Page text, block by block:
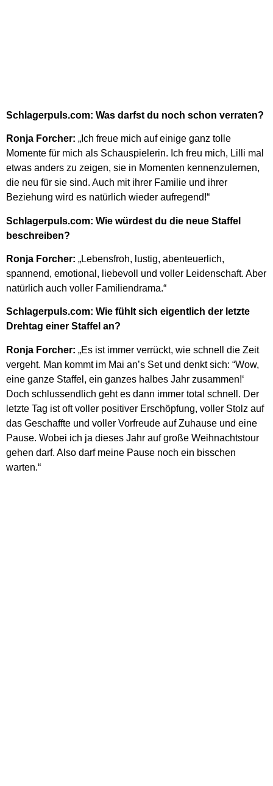
Schlagerpuls.com: Was darfst du noch schon verraten?
Ronja Forcher: „Ich freue mich auf einige ganz tolle
Momente für mich als Schauspielerin. Ich freu mich, Lilli mal
etwas anders zu zeigen, sie in Momenten kennenzulernen,
die neu für sie sind. Auch mit ihrer Familie und ihrer
Beziehung wird es natürlich wieder aufregend!“
Schlagerpuls.com: Wie würdest du die neue Staffel
beschreiben?
Ronja Forcher: „Lebensfroh, lustig, abenteuerlich,
spannend, emotional, liebevoll und voller Leidenschaft. Aber
natürlich auch voller Familiendrama.“
Schlagerpuls.com: Wie fühlt sich eigentlich der letzte
Drehtag einer Staffel an?
Ronja Forcher: „Es ist immer verrückt, wie schnell die Zeit
vergeht. Man kommt im Mai an’s Set und denkt sich: “Wow,
eine ganze Staffel, ein ganzes halbes Jahr zusammen!‘
Doch schlussendlich geht es dann immer total schnell. Der
letzte Tag ist oft voller positiver Erschöpfung, voller Stolz auf
das Geschaffte und voller Vorfreude auf Zuhause und eine
Pause. Wobei ich ja dieses Jahr auf große Weihnachtstour
gehen darf. Also darf meine Pause noch ein bisschen
warten.“